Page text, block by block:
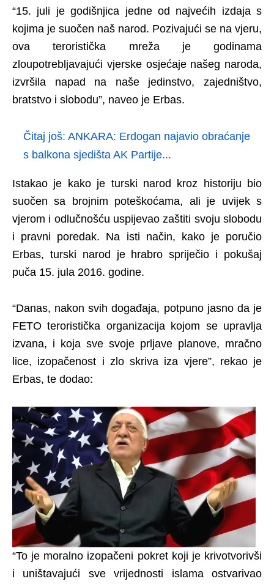
“15. juli je godišnjica jedne od najvećih izdaja s
kojima je suočen naš narod. Pozivajući se na vjeru,
ova teroristička mreža je godinama
zloupotrebljavajući vjerske osjećaje našeg naroda,
izvršila napad na naše jedinstvo, zajedništvo,
bratstvo i slobodu”, naveo je Erbas.
Čitaj još: ANKARA: Erdogan najavio obraćanje
s balkona sjedišta AK Partije...
Istakao je kako je turski narod kroz historiju bio
suočen sa brojnim poteškoćama, ali je uvijek s
vjerom i odlučnošću uspijevao zaštiti svoju slobodu
i pravni poredak. Na isti način, kako je poručio
Erbas, turski narod je hrabro spriječio i pokušaj
puča 15. jula 2016. godine.
“Danas, nakon svih događaja, potpuno jasno da je
FETO teroristička organizacija kojom se upravlja
izvana, i koja sve svoje prljave planove, mračno
lice, izopačenost i zlo skriva iza vjere”, rekao je
Erbas, te dodao:
“To je moralno izopačeni pokret koji je krivotvorivši
i uništavajući sve vrijednosti islama ostvarivao